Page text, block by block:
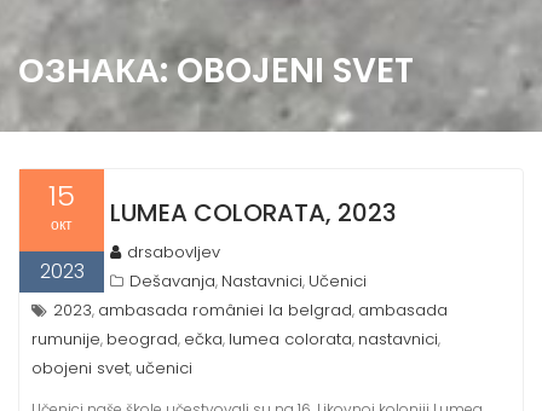
ОЗНАКА:OBOJENI SVET
15
окт
2023
LUMEA COLORATA, 2023
drsabovljev
Dešavanja, Nastavnici, Učenici
2023, ambasada româniei la belgrad, ambasada
rumunije, beograd, ečka, lumea colorata, nastavnici,
obojeni svet, učenici